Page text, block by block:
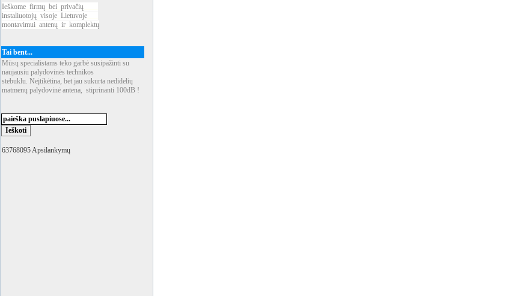
Ieškome firmų bei privačių
instaliuotojų visoje Lietuvoje
montavimui antenų ir komplektų
Tai bent...
Mūsų specialistams teko garbė susipažinti su
naujausiu palydovinės technikos
stebuklu. Neįtikėtina, bet jau sukurta nedidelių
matmenų palydovinė antena, stiprinanti 100dB !
63768095 Apsilankymų